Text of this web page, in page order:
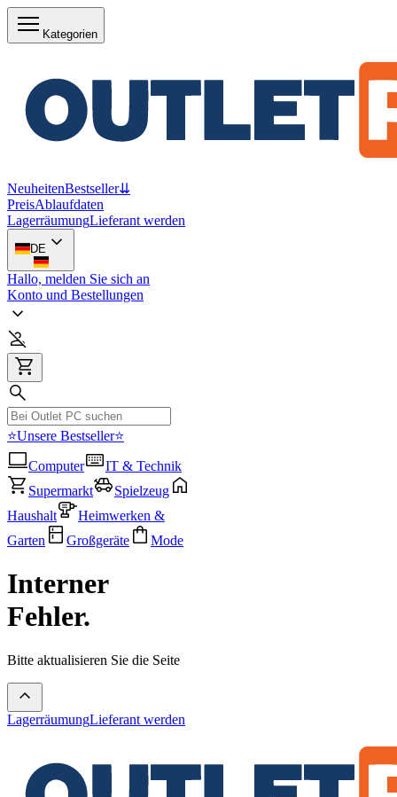
Kategorien
NeuheitenBestseller⇊
PreisAblaufdaten
LagerräumungLieferant werden
DE
Hallo, melden Sie sich an
Konto und Bestellungen
⭐Unsere Bestseller⭐
Computer
IT & Technik
Supermarkt
Spielzeug
Haushalt
Heimwerken &
Garten
Großgeräte Mode
Interner
Fehler.
Bitte aktualisieren Sie die Seite
LagerräumungLieferant werden